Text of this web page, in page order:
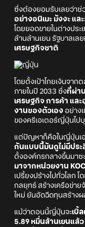
ซึ่งต้องยอมรับเลยว่าช่
อย่างอนิเมะ มังงะ แล
โดยยอดขายในต่างประ
ล้านล้านเยน รัฐบาลเล
เศรษฐกิจชาติ
โดยตั้งเป้าโกยเงินจาก
ภายในปี 2033 ซึ่งที่ผ่า
เศรษฐกิจ การค้า แล
งานของตัวเอง อย่าง
ของครีเอเตอร์ญี่ปุ่นไป
แต่ปัญหาก็คือในญี่ปุ่นเอ
กันแบบนี้มันดูไม่มีประ
ตั้งองค์กรกลางขึ้นมาซะ
มาจากหน่วยงาน
เปรี้ยงปร้างไปทั่วโลก
กลยุทธ์ สร้างเครือข่าย
ใหม่ ยันอัดฉีดทุนสร้างผ
แม้ว่าตอนนี้ญี่ปุ่นจะเบิ้
5.89 หมื่นล้านเยนแล้ว